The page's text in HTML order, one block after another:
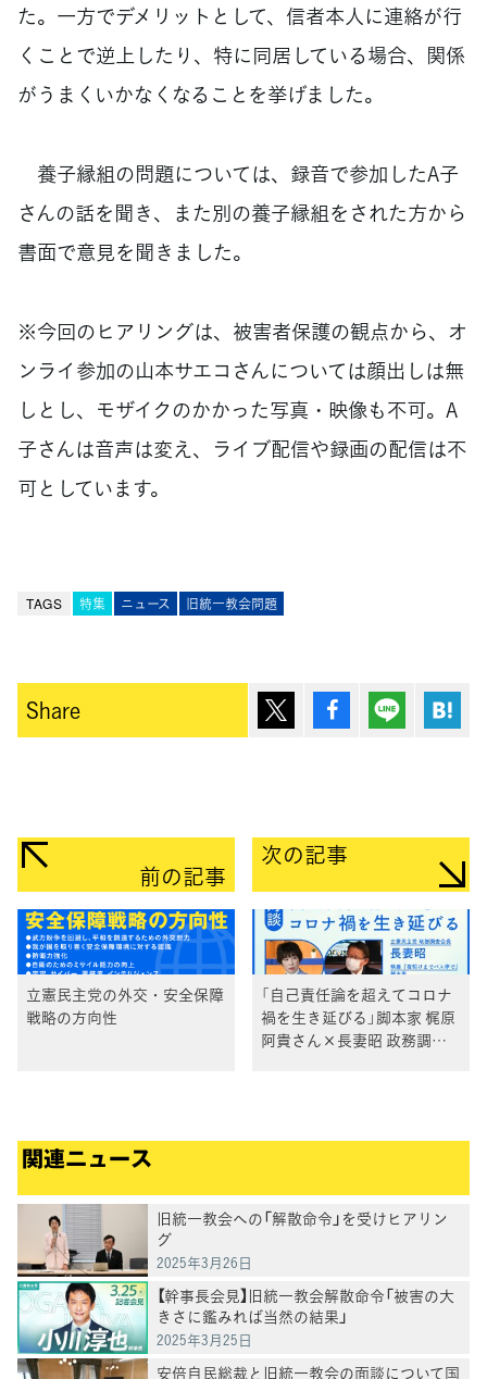
た。一方でデメリットとして、信者本人に連絡が行
くことで逆上したり、特に同居している場合、関係
がうまくいかなくなることを挙げました。
養子縁組の問題については、録音で参加したA子
さんの話を聞き、また別の養子縁組をされた方から
書面で意見を聞きました。
※今回のヒアリングは、被害者保護の観点から、オ
ンライ参加の山本サエコさんについては顔出しは無
しとし、モザイクのかかった写真・映像も不可。A
子さんは音声は変え、ライブ配信や録画の配信は不
可としています。
TAGS 特集 ニュース 旧統一教会問題
Share ポスト シェア Lineで送
前の記事
立憲民主党の外交・安全保障
戦略の方向性
次の記事
「自己責任論を超えてコロナ
禍を生き延びる」脚本家 梶原
阿貴さん×長妻昭 政務調査
関連ニュース
旧統一教会への「解散命令」を受けヒアリン
グ
2025年3月26日
【幹事長会見】旧統一教会解散命令「被害の大
きさに鑑みれば当然の結果」
2025年3月25日
安倍自民総裁と旧統一教会の面談について国